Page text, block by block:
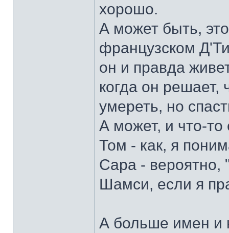
хорошо.
А может быть,
французском
он и правда
когда он решает,
умереть, но
А может, и что-
Том - как, я
Сара - вероятно,
Шамси, если я
А больше имен и